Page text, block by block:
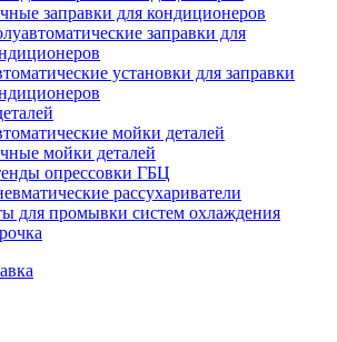
заправки для кондиционеров
заправки для
установки для заправки
мойки деталей
мойки деталей
опрессовки ГБЦ
рассухариватели
для промывки систем охлаждения